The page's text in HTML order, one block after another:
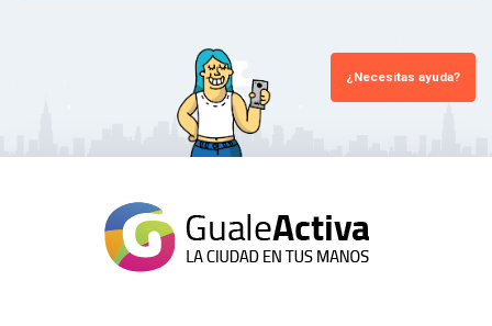
¿Necesitas ayuda?